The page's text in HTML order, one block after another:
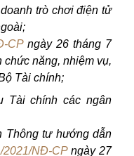
trò chơi điện tử
CPngày 26 tháng 7
chức năng, nhiệm vụ,
Tài chính;
Tài chính các ngân
Thông tư hướng dẫn
2021/NĐ-CPngày 27